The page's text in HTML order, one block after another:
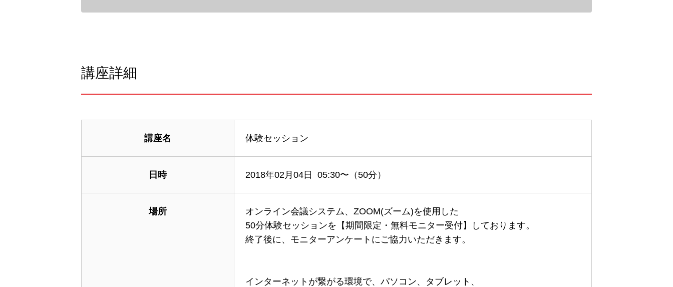
講座詳細
講座名 体験セッション
日時 2018年02月04日 05:30〜（50分）
場所
オンライン会議システム、ZOOM(ズーム)を使用した
50分体験セッションを【期間限定・無料モニター受付】しております。
終了後に、モニターアンケートにご協力いただきます。
インターネットが繋がる環境で、パソコン、タブレット、